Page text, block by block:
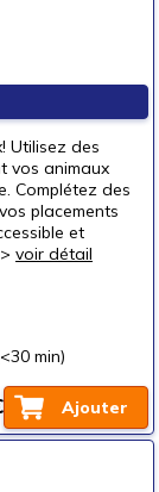
Utilisez des
vos animaux
Complétez des
placements
et
voir détail
min)
Ajouter